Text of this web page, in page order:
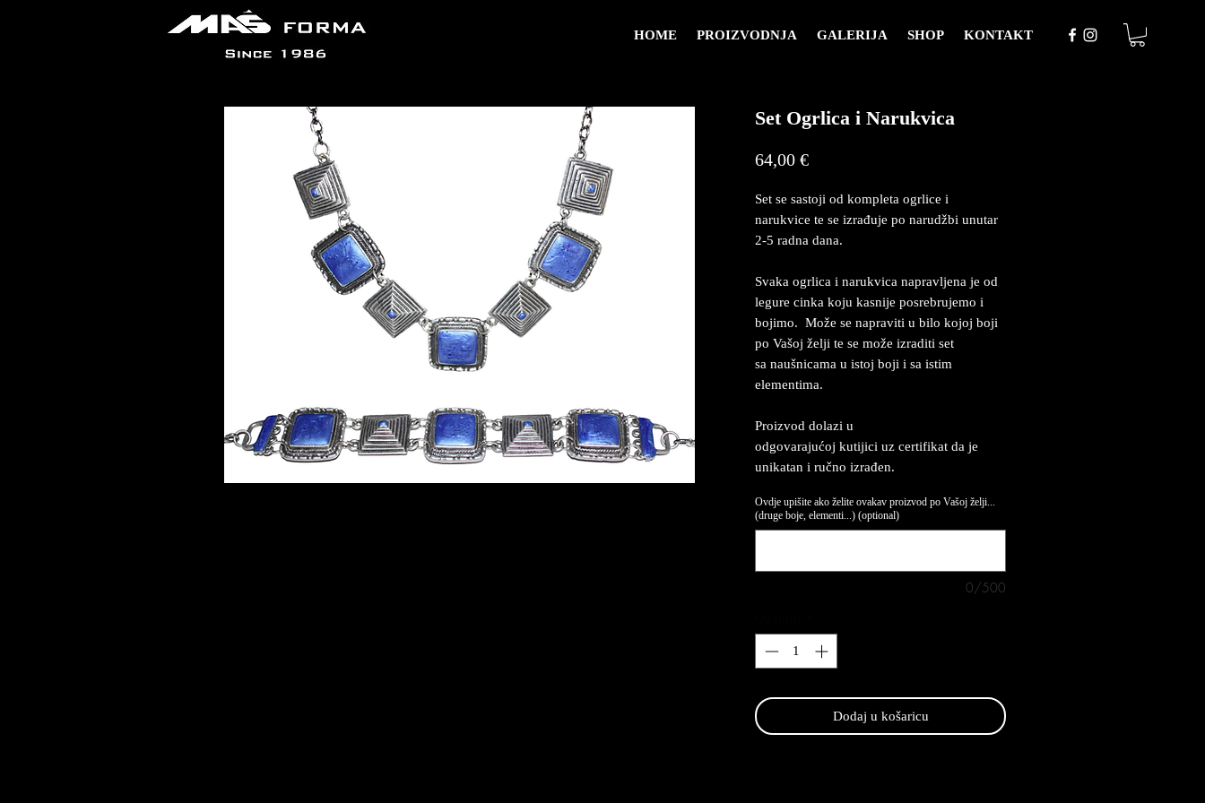
HOME PROIZVODNJA GALERIJA SHOP KONTAKT
Set Ogrlica i Narukvica
64,00 €Price
Set se sastoji od kompleta ogrlice i
narukvice te se izrađuje po narudžbi unutar
2-5 radna dana.
Svaka ogrlica i narukvica napravljena je od
legure cinka koju kasnije posrebrujemo i
bojimo. Može se napraviti u bilo kojoj boji
po Vašoj želji te se može izraditi set
sa naušnicama u istoj boji i sa istim
elementima.
Proizvod dolazi u
odgovarajućoj kutijici uz certifikat da je
unikatan i ručno izrađen.
Ovdje upišite ako želite ovakav proizvod po Vašoj želji...
(druge boje, elementi...) (optional)
0/500
Dodaj u košaricu